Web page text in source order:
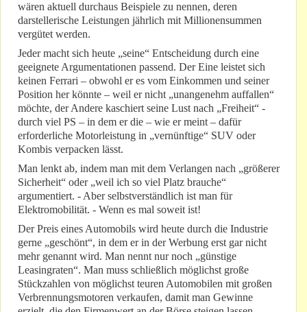
wären aktuell durchaus Beispiele zu nennen, deren
darstellerische Leistungen jährlich mit Millionensummen
vergütet werden.
Jeder macht sich heute „seine“ Entscheidung durch eine
geeignete Argumentationen passend. Der Eine leistet sich
keinen Ferrari – obwohl er es vom Einkommen und seiner
Position her könnte – weil er nicht „unangenehm auffallen“
möchte, der Andere kaschiert seine Lust nach „Freiheit“ -
durch viel PS – in dem er die – wie er meint – dafür
erforderliche Motorleistung in „vernünftige“ SUV oder
Kombis verpacken lässt.
Man lenkt ab, indem man mit dem Verlangen nach „größerer
Sicherheit“ oder „weil ich so viel Platz brauche“
argumentiert. - Aber selbstverständlich ist man für
Elektromobilität. - Wenn es mal soweit ist!
Der Preis eines Automobils wird heute durch die Industrie
gerne „geschönt“, in dem er in der Werbung erst gar nicht
mehr genannt wird. Man nennt nur noch „günstige
Leasingraten“. Man muss schließlich möglichst große
Stückzahlen von möglichst teuren Automobilen mit großen
Verbrennungsmotoren verkaufen, damit man Gewinne